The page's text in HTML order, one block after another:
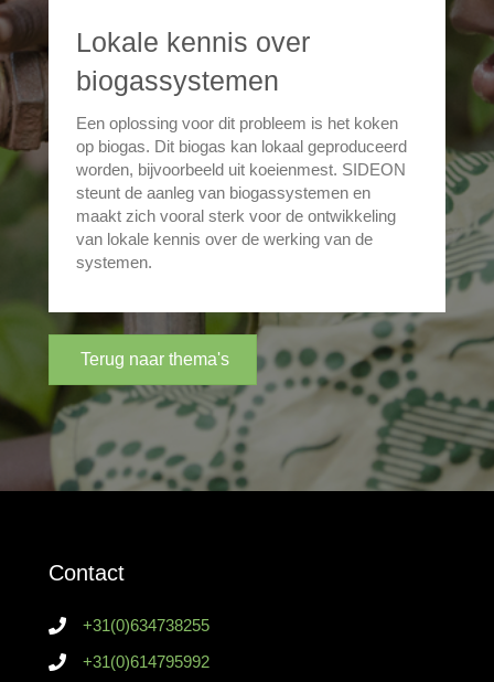
Lokale kennis over
biogassystemen
Een oplossing voor dit probleem is het koken
op biogas. Dit biogas kan lokaal geproduceerd
worden, bijvoorbeeld uit koeienmest. SIDEON
steunt de aanleg van biogassystemen en
maakt zich vooral sterk voor de ontwikkeling
van lokale kennis over de werking van de
systemen.
Terug naar thema's
Contact
+31(0)634738255
+31(0)614795992